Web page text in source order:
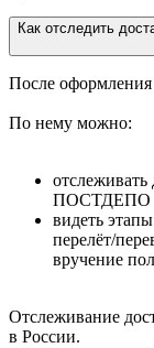
Как отследить
После оформления
По нему можно:
ПОСТДЕПО
видеть
перелёт/
вручение
Отслеживание
в России.